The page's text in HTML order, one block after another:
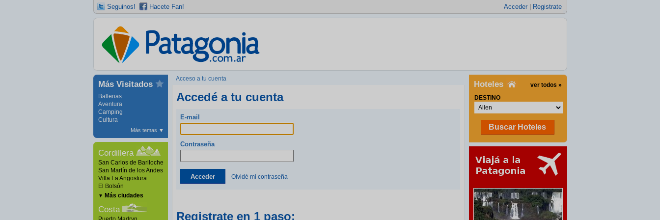
Seguinos! Hacete Fan! Acceder| Registrate
Más Visitados
Ballenas
Aventura
Camping
Cultura
Más temas ▼
Cordillera
San Carlos de Bariloche
San Martín de los Andes
Villa La Angostura
El Bolsón
▼ Más ciudades
Costa
Acceso a tu cuenta
Accedé a tu cuenta
E-mail
Contraseña
Acceder Olvidé mi contraseña
Registrate en 1 paso:
Hoteles
ver todos »
DESTINO
Buscar Hoteles